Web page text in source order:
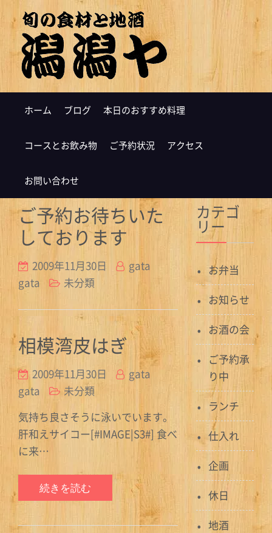
ホーム ブログ 本日のおすすめ料理
コースとお飲み物 ご予約状況 アクセス
お問い合わせ
ご予約お待ちいた
しております
2009年11月30日
gata
gata
未分類
相模湾皮はぎ
2009年11月30日
gata
gata
未分類
気持ち良さそうに泳いでいます。
肝和えサイコー[#IMAGE|S3#] 食べ
に来…
続きを読む
カテゴ
リー
お弁当
お知らせ
お酒の会
ご予約承
り中
ランチ
仕入れ
企画
休日
地酒